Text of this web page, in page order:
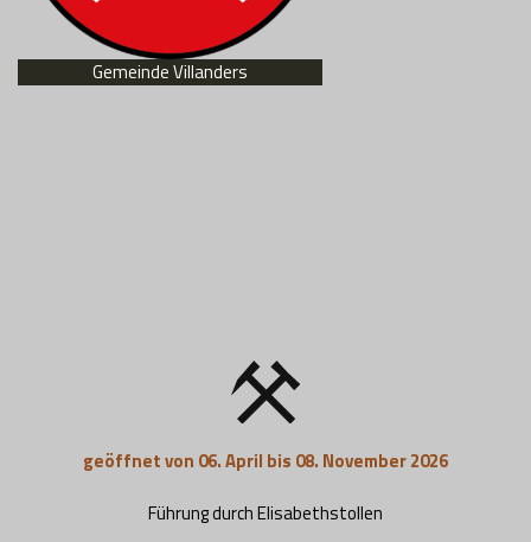
Gemeinde Villanders
geöffnet von 06. April bis 08. November 2026
Führung durch Elisabethstollen